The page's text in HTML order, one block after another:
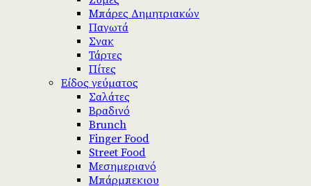
Μπάρες Δημητριακών
Παγωτά
Σνακ
Τάρτες
Πίτες
Είδος γεύματος
Σαλάτες
Βραδινό
Brunch
Finger Food
Street Food
Μεσημεριανό
Μπάρμπεκιου